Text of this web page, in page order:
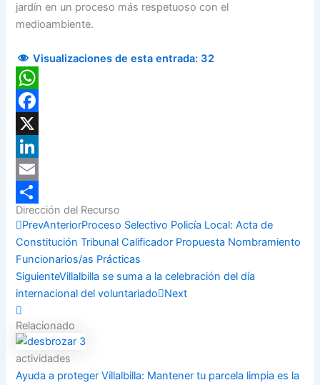
jardín en un proceso más respetuoso con el
medioambiente.
Visualizaciones de esta entrada: 32
WhatsApp
Facebook
X
LinkedIn
Email
Compartir
Dirección del Recurso
PrevAnteriorProceso Selectivo Policía Local: Acta de
Constitución Tribunal Calificador Propuesta Nombramiento
Funcionarios/as Prácticas
SiguienteVillalbilla se suma a la celebración del día
internacional del voluntariado
Next
Relacionado
actividades
Ayuda a proteger Villalbilla: Mantener tu parcela limpia es la